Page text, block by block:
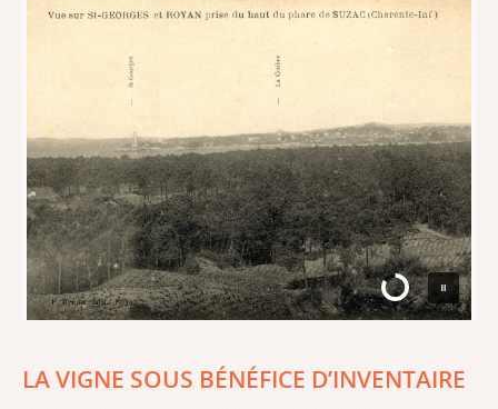
LA VIGNE SOUS BÉNÉFICE D’INVENTAIRE